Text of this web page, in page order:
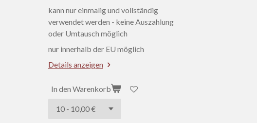
kann nur einmalig und vollständig
verwendet werden - keine Auszahlung
oder Umtausch möglich
nur innerhalb der EU möglich
Details anzeigen
In den Warenkorb